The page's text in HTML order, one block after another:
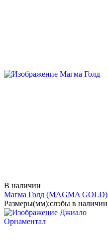
В наличии
Магма Голд (MAGMA GOLD)
Размеры(мм):слэбы в наличии